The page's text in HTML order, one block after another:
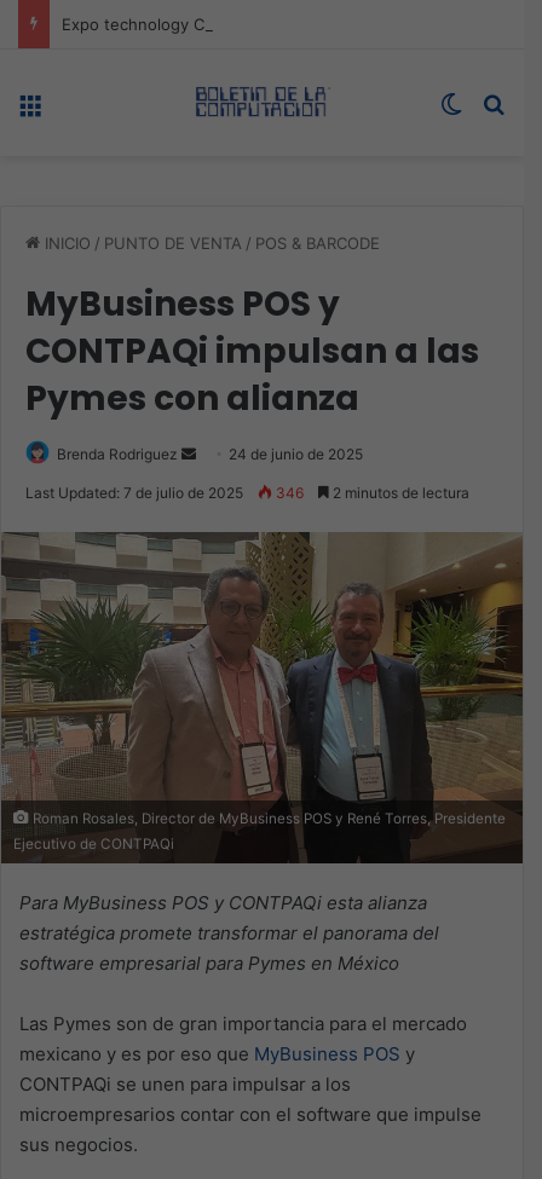
Switch
INICIO / PUNTO DE VENTA / POS & BARCODE
MyBusiness POS y
CONTPAQi impulsan a las
Pymes con alianza
Brenda Rodriguez
Send 24 de junio de 2025
Last Updated: 7 de julio de 2025 346 2 minutos de lectura
Roman Rosales, Director de MyBusiness POS y René Torres, Presidente
Ejecutivo de CONTPAQi
Para MyBusiness POS y CONTPAQi esta alianza
estratégica promete transformar el panorama del
software empresarial para Pymes en México
Las Pymes son de gran importancia para el mercado
mexicano y es por eso que MyBusiness POS y
CONTPAQi se unen para impulsar a los
microempresarios contar con el software que impulse
sus negocios.